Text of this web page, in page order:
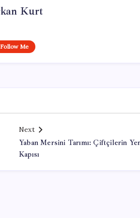
Kurt
Follow Me
Next
Yaban Mersini Tarımı: Çiftçilerin
Kapısı